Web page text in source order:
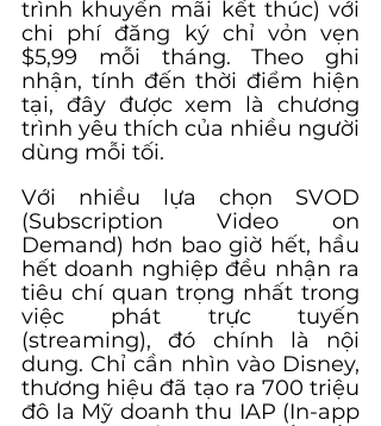
trình khuyến mãi kết thúc) với
chi phí đăng ký chỉ vỏn vẹn
$5,99 mỗi tháng. Theo ghi
nhận, tính đến thời điểm hiện
tại, đây được xem là chương
trình yêu thích của nhiều người
dùng mỗi tối.
Với nhiều lựa chọn SVOD
(Subscription Video on
Demand) hơn bao giờ hết, hầu
hết doanh nghiệp đều nhận ra
tiêu chí quan trọng nhất trong
việc phát trực tuyến
(streaming), đó chính là nội
dung. Chỉ cần nhìn vào Disney,
thương hiệu đã tạo ra 700 triệu
đô la Mỹ doanh thu IAP (In-app